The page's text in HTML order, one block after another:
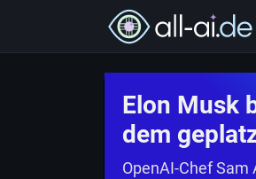
Elon Musk
dem
OpenAI-Chef